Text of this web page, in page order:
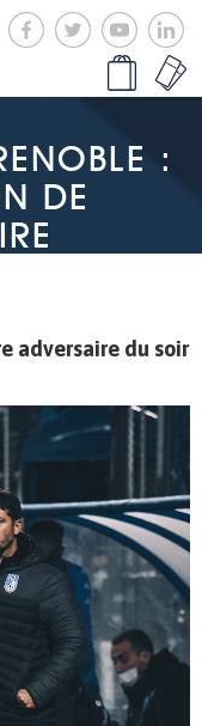
:
DE
adversaire du soir